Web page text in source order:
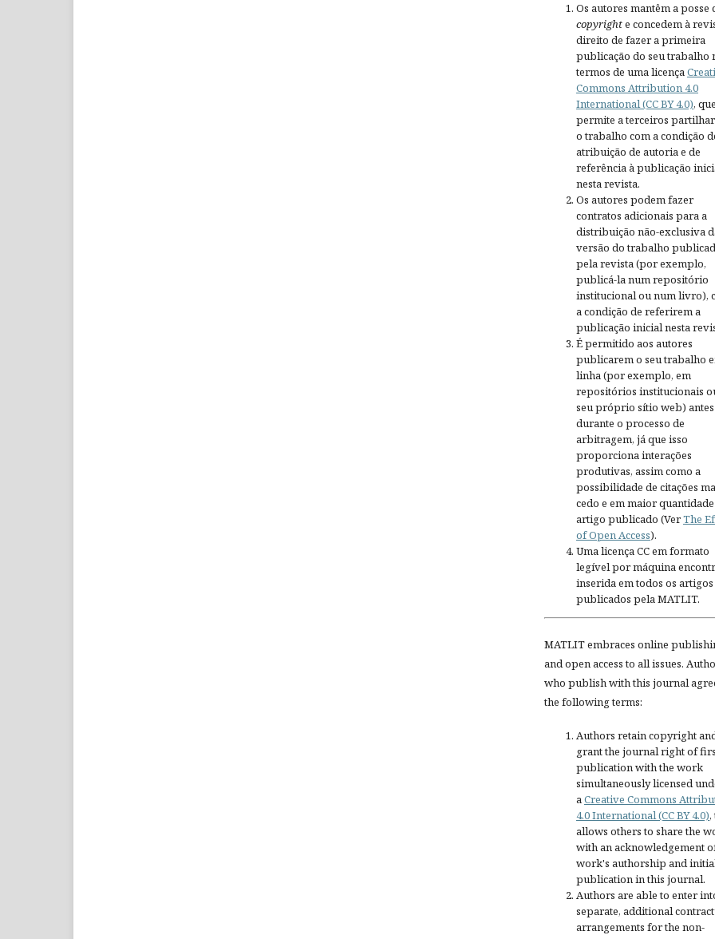
Os autores mantêm a posse
copyrighte concedem à
direito de fazer a primeira
publicação do seu trabalho
termos de uma licença
Commons Attribution 4.0
International (CC BY 4.0),
permite a terceiros
o trabalho com a condição
atribuição de autoria e de
referência à publicação
nesta revista.
Os autores podem fazer
contratos adicionais para a
distribuição não-exclusiva
versão do trabalho
pela revista (por exemplo,
publicá-la num repositório
institucional ou num livro),
a condição de referirem a
publicação inicial nesta
É permitido aos autores
publicarem o seu trabalho
linha (por exemplo, em
repositórios institucionais
seu próprio sítio web)
durante o processo de
arbitragem, já que isso
proporciona interações
produtivas, assim como a
possibilidade de citações
cedo e em maior
artigo publicado (VerThe
of Open Access).
Uma licença CC em formato
legível por máquina
inserida em todos os artigos
publicados pela MATLIT.
MATLIT embraces online
and open access to all issues.
who publish with this journal
the following terms:
Authors retain copyright
grant the journal right of
publication with the work
simultaneously licensed
aCreative Commons
4.0 International (CC BY 4.0),
allows others to share the
with an acknowledgement
work's authorship and
publication in this journal.
Authors are able to enter
separate, additional
arrangements for the non-